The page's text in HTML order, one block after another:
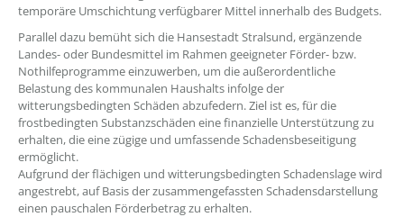
temporäre Umschichtung verfügbarer Mittel innerhalb des Budgets.
Parallel dazu bemüht sich die Hansestadt Stralsund, ergänzende
Landes- oder Bundesmittel im Rahmen geeigneter Förder- bzw.
Nothilfeprogramme einzuwerben, um die außerordentliche
Belastung des kommunalen Haushalts infolge der
witterungsbedingten Schäden abzufedern. Ziel ist es, für die
frostbedingten Substanzschäden eine finanzielle Unterstützung zu
erhalten, die eine zügige und umfassende Schadensbeseitigung
ermöglicht.
Aufgrund der flächigen und witterungsbedingten Schadenslage wird
angestrebt, auf Basis der zusammengefassten Schadensdarstellung
einen pauschalen Förderbetrag zu erhalten.